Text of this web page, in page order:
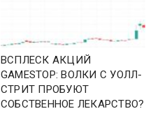
ВСПЛЕСК АКЦИЙ
GAMESTOP: ВОЛКИ С УОЛЛ-
СТРИТ ПРОБУЮТ
СОБСТВЕННОЕ ЛЕКАРСТВО?